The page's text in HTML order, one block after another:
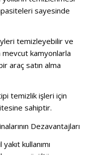
sayesinde
temizleyebilir ve
mevcut kamyonlarla
araç satın alma
temizlik işleri için
sahiptir.
Dezavantajları
yakıt kullanımı